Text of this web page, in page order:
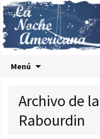
Menú
Archivo de
Rabourdin